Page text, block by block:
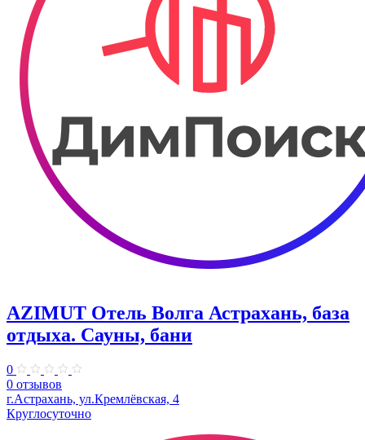
AZIMUT Отель Волга Астрахань, база
отдыха. Сауны, бани
0
0 отзывов
г.Астрахань, ул.Кремлёвская, 4
Круглосуточно